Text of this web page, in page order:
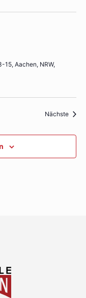
15, Aachen, NRW,
Nächste